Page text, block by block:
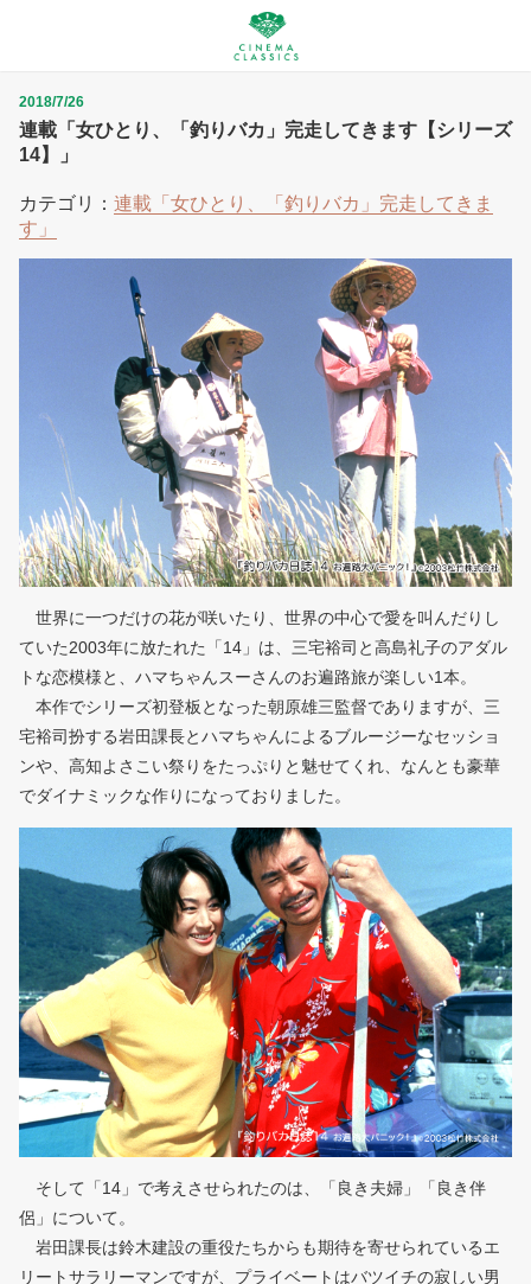
連載「女ひとり、「釣りバカ」完走してきます【シリーズ
14】」
2018/7/26
カテゴリ： 連載「女ひとり、「釣りバカ」完走してきま
す」
世界に一つだけの花が咲いたり、世界の中心で愛を叫んだりし
ていた2003年に放たれた「14」は、三宅裕司と高島礼子のアダル
トな恋模様と、ハマちゃんスーさんのお遍路旅が楽しい1本。
本作でシリーズ初登板となった朝原雄三監督でありますが、三
宅裕司扮する岩田課長とハマちゃんによるブルージーなセッショ
ンや、高知よさこい祭りをたっぷりと魅せてくれ、なんとも豪華
でダイナミックな作りになっておりました。
そして「14」で考えさせられたのは、「良き夫婦」「良き伴
侶」について。
岩田課長は鈴木建設の重役たちからも期待を寄せられているエ
リートサラリーマンですが、プライベートはバツイチの寂しい男